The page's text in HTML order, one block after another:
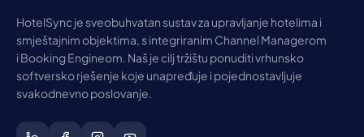
HotelSync je sveobuhvatan sustav za upravljanje hotelima i
smještajnim objektima, s integriranim Channel Managerom
i Booking Engineom. Naš je cilj tržištu ponuditi vrhunsko
softversko rješenje koje unapređuje i pojednostavljuje
svakodnevno poslovanje.